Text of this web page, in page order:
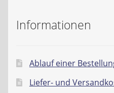
Widerrufsbelehrung
Datenschutzerklärung
Informationen
Ablauf einer
Liefer- und